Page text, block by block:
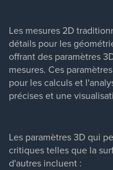
Les mesures 2D
détails pour les
offrant des paramètres
mesures. Ces
pour les calculs et
précises et une
Les paramètres 3D qui
critiques telles que la
d'autres incluent :